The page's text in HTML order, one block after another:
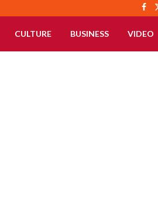
CULTURE BUSINESS VIDEO